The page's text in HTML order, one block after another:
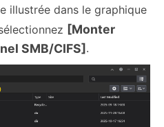
illustrée dans le graphique
[Monter
SMB/CIFS] .